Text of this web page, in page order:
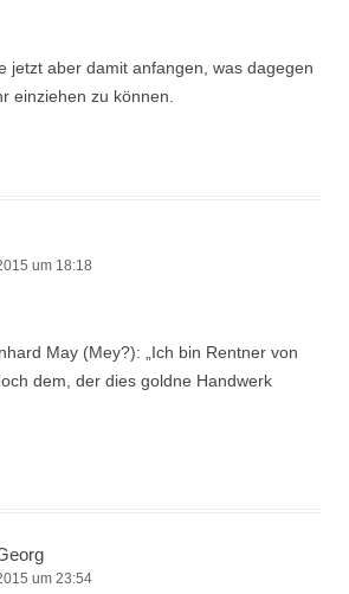
jetzt aber damit anfangen, was dagegen
einziehen zu können.
um 18:18
May (Mey?): „Ich bin Rentner von
dem, der dies goldne Handwerk
um 23:54